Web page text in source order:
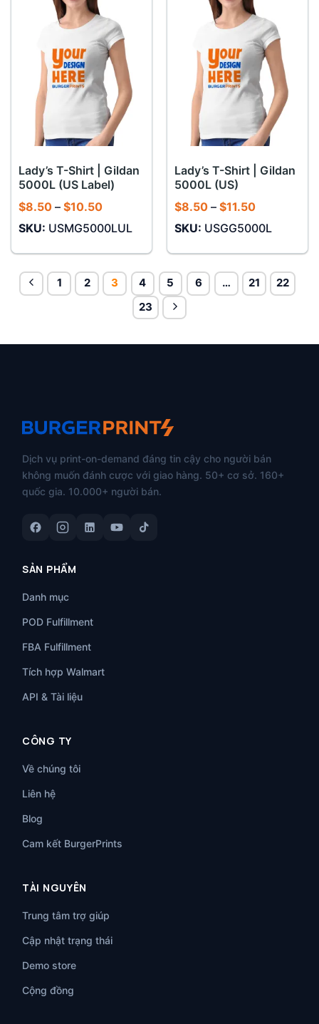
Lady’s T-Shirt | Gildan
5000L (US Label)
$8.50 – $10.50Khoảng
từ
đến
SKU: USMG5000LUL
Lady’s T-Shirt | Gildan
5000L (US)
$8.50 – $11.50Khoảng
từ
đến
SKU: USGG5000L
1 2 3 4 5 6 … 21
22
23
Dịch vụ print-on-demand đáng tin cậy cho người bán
không muốn đánh cược với giao hàng. 50+ cơ sở. 160+
quốc gia. 10.000+ người bán.
SẢN PHẨM
Danh mục
POD Fulfillment
FBA Fulfillment
Tích hợp Walmart
API & Tài liệu
CÔNG TY
Về chúng tôi
Liên hệ
Blog
Cam kết BurgerPrints
TÀI NGUYÊN
Trung tâm trợ giúp
Cập nhật trạng thái
Demo store
Cộng đồng